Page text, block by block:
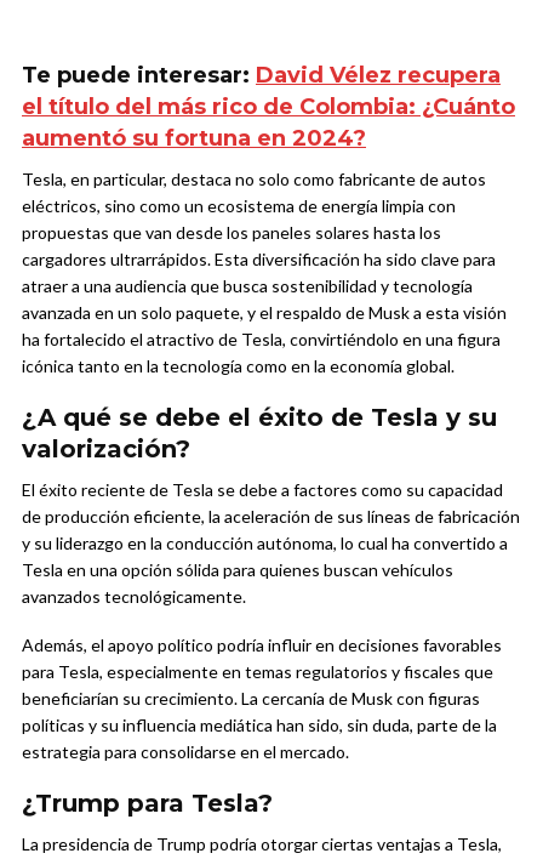
Te puede interesar: David Vélez recupera
el título del más rico de Colombia: ¿Cuánto
aumentó su fortuna en 2024?
Tesla, en particular, destaca no solo como fabricante de autos
eléctricos, sino como un ecosistema de energía limpia con
propuestas que van desde los paneles solares hasta los
cargadores ultrarrápidos. Esta diversificación ha sido clave para
atraer a una audiencia que busca sostenibilidad y tecnología
avanzada en un solo paquete, y el respaldo de Musk a esta visión
ha fortalecido el atractivo de Tesla, convirtiéndolo en una figura
icónica tanto en la tecnología como en la economía global.
¿A qué se debe el éxito de Tesla y su
valorización?
El éxito reciente de Tesla se debe a factores como su capacidad
de producción eficiente, la aceleración de sus líneas de fabricación
y su liderazgo en la conducción autónoma, lo cual ha convertido a
Tesla en una opción sólida para quienes buscan vehículos
avanzados tecnológicamente.
Además, el apoyo político podría influir en decisiones favorables
para Tesla, especialmente en temas regulatorios y fiscales que
beneficiarían su crecimiento. La cercanía de Musk con figuras
políticas y su influencia mediática han sido, sin duda, parte de la
estrategia para consolidarse en el mercado.
¿Trump para Tesla?
La presidencia de Trump podría otorgar ciertas ventajas a Tesla,